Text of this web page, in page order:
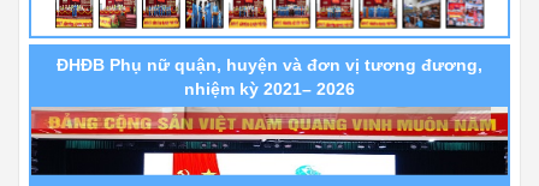
ĐHĐB Phụ nữ quận, huyện và đơn vị tương đương,
nhiệm kỳ 2021– 2026